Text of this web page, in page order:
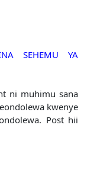
SEHEMU YA
ni muhimu sana
kwenye
Post hii